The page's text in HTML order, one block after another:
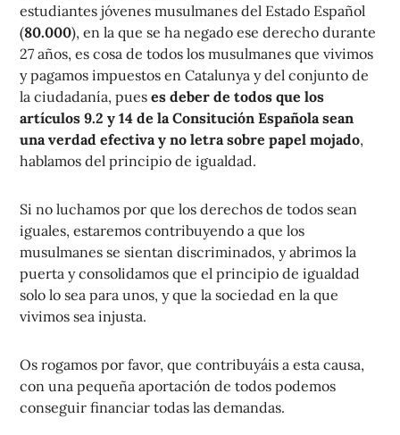
estudiantes jóvenes musulmanes del Estado Español
(80.000), en la que se ha negado ese derecho durante
27 años, es cosa de todos los musulmanes que vivimos
y pagamos impuestos en Catalunya y del conjunto de
la ciudadanía, pueses deber de todos que los
artículos 9.2 y 14 de la Consitución Española sean
una verdad efectiva y no letra sobre papel mojado,
hablamos del principio de igualdad.
Si no luchamos por que los derechos de todos sean
iguales, estaremos contribuyendo a que los
musulmanes se sientan discriminados, y abrimos la
puerta y consolidamos que el principio de igualdad
solo lo sea para unos, y que la sociedad en la que
vivimos sea injusta.
Os rogamos por favor, que contribuyáis a esta causa,
con una pequeña aportación de todos podemos
conseguir financiar todas las demandas.